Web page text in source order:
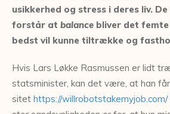
usikkerhed og stress i deres liv.
forstår at balance bliver det
bedst vil kunne tiltrække og
Hvis Lars Løkke Rasmussen er lidt
statsminister, kan det være, at han
sitet https://willrobotstakemyjob.com/